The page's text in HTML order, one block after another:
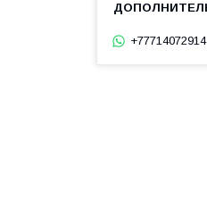
+77714072914